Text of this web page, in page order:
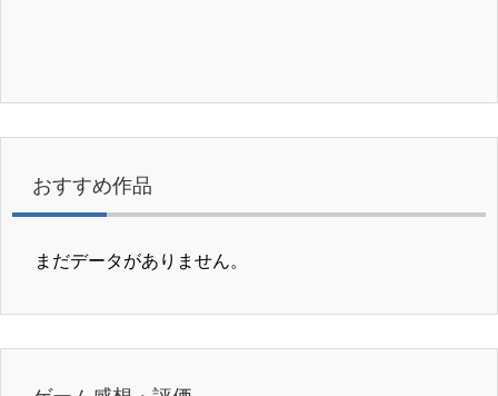
おすすめ作品
まだデータがありません。